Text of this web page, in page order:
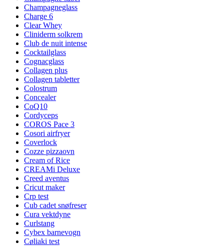
Champagneglass
Charge 6
Clear Whey
Cliniderm solkrem
Club de nuit intense
Cocktailglass
Cognacglass
Collagen plus
Collagen tabletter
Colostrum
Concealer
CoQ10
Cordyceps
COROS Pace 3
Cosori airfryer
Coverlock
Cozze pizzaovn
Cream of Rice
CREAMi Deluxe
Creed aventus
Cricut maker
Crp test
Cub cadet snøfreser
Cura vektdyne
Curlstang
Cybex barnevogn
Cøliaki test